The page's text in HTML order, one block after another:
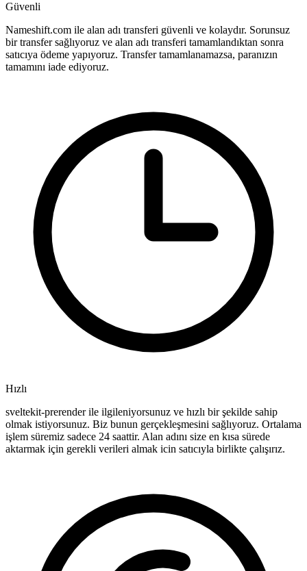
Güvenli
Nameshift.com ile alan adı transferi güvenli ve kolaydır. Sorunsuz
bir transfer sağlıyoruz ve alan adı transferi tamamlandıktan sonra
satıcıya ödeme yapıyoruz. Transfer tamamlanamazsa, paranızın
tamamını iade ediyoruz.
Hızlı
sveltekit-prerender ile ilgileniyorsunuz ve hızlı bir şekilde sahip
olmak istiyorsunuz. Biz bunun gerçekleşmesini sağlıyoruz. Ortalama
işlem süremiz sadece 24 saattir. Alan adını size en kısa sürede
aktarmak için gerekli verileri almak icin satıcıyla birlikte çalışırız.